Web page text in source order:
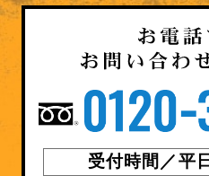
受付時間／平